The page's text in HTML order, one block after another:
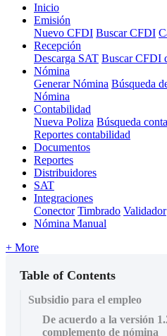
Inicio
Emisión
Nuevo CFDI Buscar CFDI
Recepción
Descarga SAT Buscar CFDI
Nómina
Generar Nómina Búsqueda
Nómina
Contabilidad
Nueva Poliza Búsqueda
Reportes contabilidad
Documentos
Reportes
Distribuidores
SAT
Integraciones
Conector Timbrado Validador
Nómina Manual
+ More
Table of Contents
Subsidio para el empleo
De acuerdo a la versión
complemento de nómina